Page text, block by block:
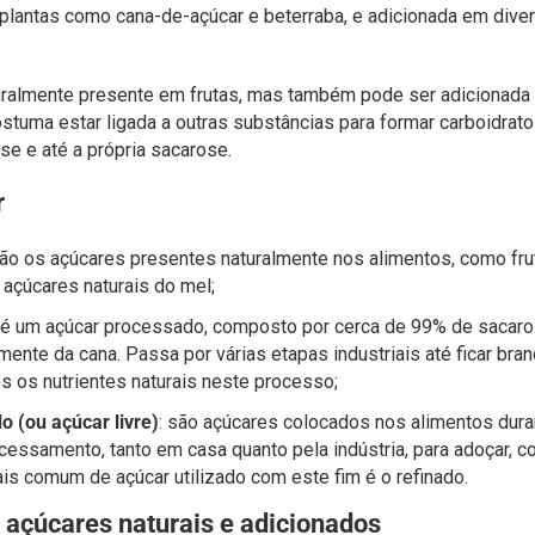
como cana-de-açúcar e beterraba, e adicionada em
presente em frutas, mas também pode ser
estar ligada a outras substâncias para formar
e até a própria sacarose.
os açúcares presentes naturalmente nos alimentos, como
naturais do mel;
um açúcar processado, composto por cerca de 99% de
da cana. Passa por várias etapas industriais até ficar
os nutrientes naturais neste processo;
(ou açúcar livre): são açúcares colocados nos alimentos
tanto em casa quanto pela indústria, para adoçar,
comum de açúcar utilizado com este fim é o refinado.
naturais e adicionados